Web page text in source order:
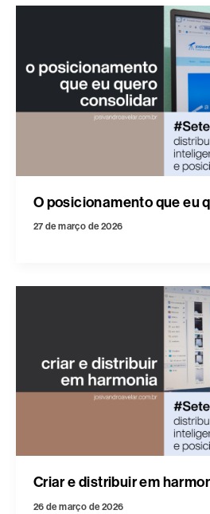
O posicionamento que eu
27 de março de 2026
Criar e distribuir em
26 de março de 2026